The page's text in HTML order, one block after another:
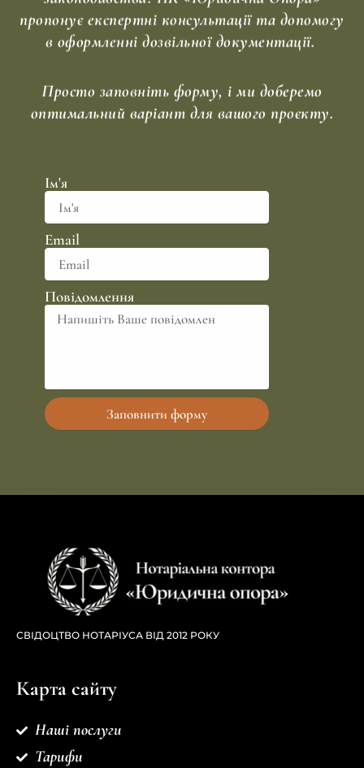
пропонує експертні консультації та допомогу
в оформленні дозвільної документації.
Просто заповніть форму, і ми доберемо
оптимальний варіант для вашого проєкту.
Ім'я
Email
Повідомлення
Заповнити форму
СВІДОЦТВО НОТАРІУСА ВІД 2012 РОКУ
Карта сайту
Наші послуги
Тарифи